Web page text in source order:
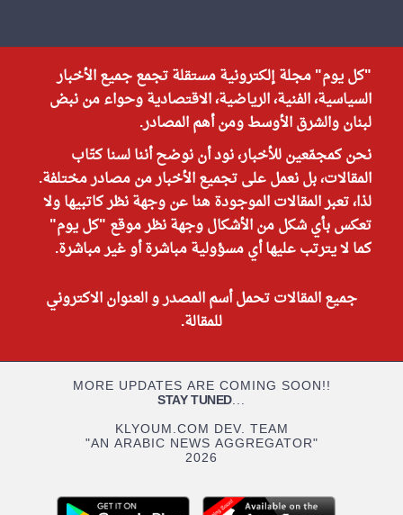
"كل يوم" مجلة إلكترونية مستقلة تجمع جميع الأخبار
السياسية، الفنية، الرياضية، الاقتصادية وحواء من نبض
لبنان والشرق الأوسط ومن أهم المصادر.
نحن كمجمّعين للأخبار، نود أن نوضح أننا لسنا كتّاب
المقالات، بل نعمل على تجميع الأخبار من مصادر مختلفة.
لذا، تعبر المقالات الموجودة هنا عن وجهة نظر كاتبيها ولا
تعكس بأي شكل من الأشكال وجهة نظر موقع "كل يوم"
كما لا يترتب عليها أي مسؤولية مباشرة أو غير مباشرة.
جميع المقالات تحمل أسم المصدر و العنوان الاكتروني
للمقالة.
MORE UPDATES ARE COMING SOON!!
STAY TUNED...
KLYOUM.COM DEV. TEAM
"AN ARABIC NEWS AGGREGATOR"
2026